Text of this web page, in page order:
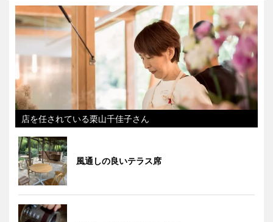
店を任されている栗山千佳子さん
風通しの良いテラス席